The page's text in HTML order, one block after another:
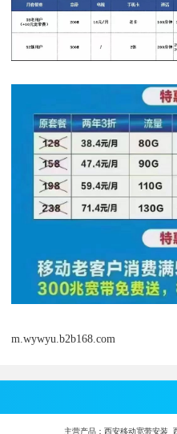
m.wywyu.b2b168.com
主营产品： 西安移动宽带安装